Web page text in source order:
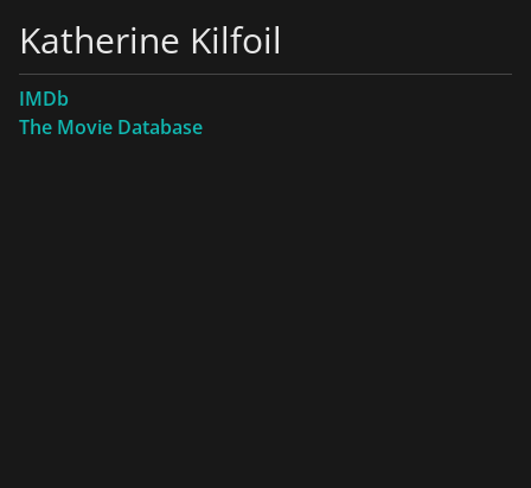
Katherine Kilfoil
IMDb
The Movie Database